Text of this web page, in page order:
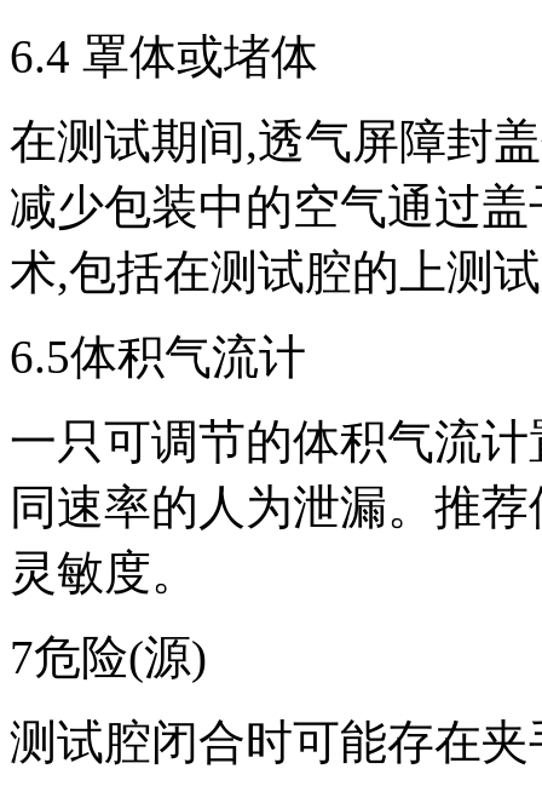
6.4 罩体或堵体
在测试期间,透气屏障封
减少包装中的空气通过
术,包括在测试腔的上测
6.5体积气流计
一只可调节的体积气流
同速率的人为泄漏。推
灵敏度。
7危险(源)
测试腔闭合时可能存在